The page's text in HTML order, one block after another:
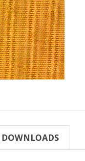
DOWNLOADS